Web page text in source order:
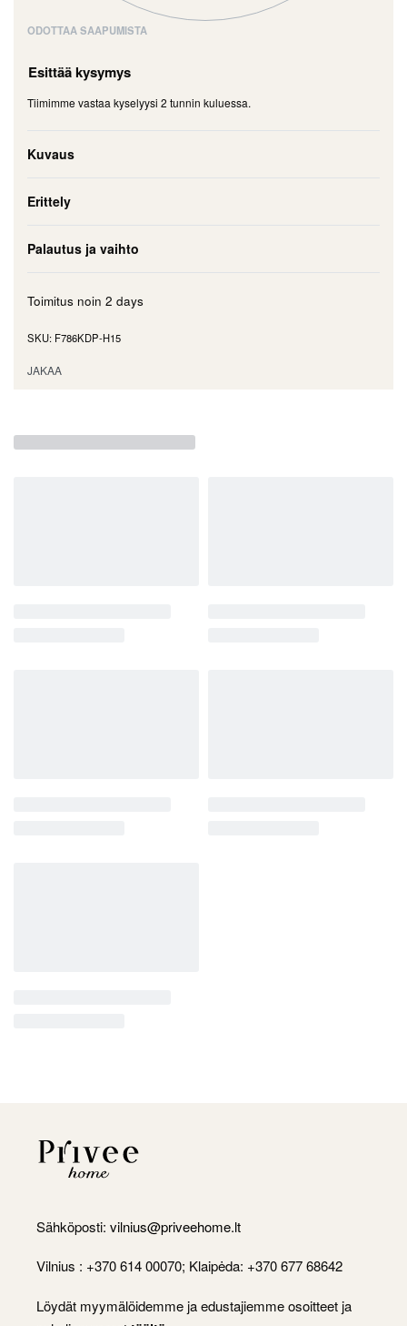
ODOTTAA SAAPUMISTA
Esittää kysymys
Tiimimme vastaa kyselyysi 2 tunnin kuluessa.
Kuvaus
Erittely
Palautus ja vaihto
Toimitus noin 2 days
F786KDP-H15
JAKAA
Sähköposti: vilnius@priveehome.lt
Vilnius : +370 614 00070; Klaipėda: +370 677 68642
Löydät myymälöidemme ja edustajiemme osoitteet ja